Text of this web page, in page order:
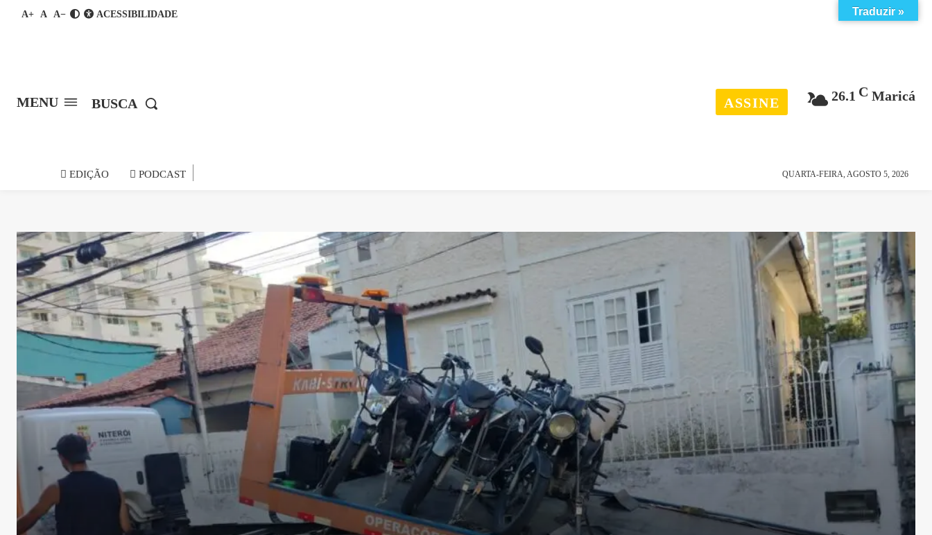
A+ A A− ACESSIBILIDADE
MENU BUSCA
26.1 C Maricá
ASSINE
EDIÇÃO PODCAST QUARTA-FEIRA, AGOSTO 5, 2026
Traduzir »